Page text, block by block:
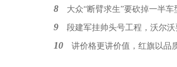
8 大众“断臂求生”要砍掉一半车
9 段建军挂帅头号工程，沃尔
10 讲价格更讲价值，红旗以品